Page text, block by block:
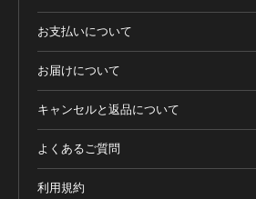
お支払いについて
お届けについて
キャンセルと返品について
よくあるご質問
利用規約